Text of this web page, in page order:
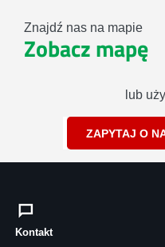
Znajdź nas na mapie
Zobacz mapę
lub
ZAPYTAJ O
Kontakt